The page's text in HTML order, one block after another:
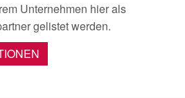
Unternehmen hier als
gelistet werden.